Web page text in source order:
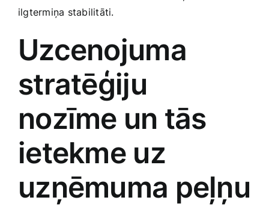
TV un Sadzīves tehnika
Zoo preces
ilgtermiņa stabilitāti.
Uzcenojuma
stratēģiju
nozīme un tās
ietekme‍ uz
uzņēmuma peļņu